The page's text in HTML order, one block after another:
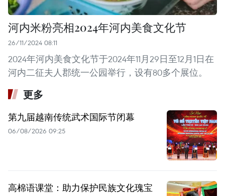
河内米粉亮相2024年河内美食文化节
26/11/2024 08:11
2024年河内美食文化节于2024年11月29日至12月1日在
河内二征夫人郡统一公园举行，设有80多个展位。
更多
第九届越南传统武术国际节闭幕
06/08/2026 09:25
高棉语课堂：助力保护民族文化瑰宝